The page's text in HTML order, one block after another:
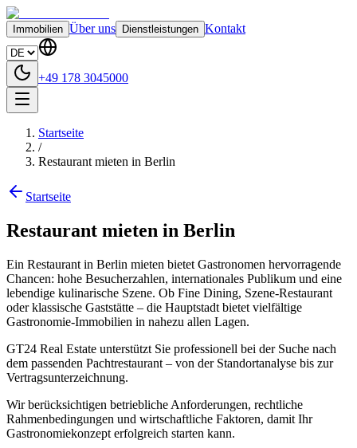
Immobilien Über uns Dienstleistungen Kontakt
+49 178 3045000
Startseite
/
Restaurant mieten in Berlin
Startseite
Restaurant mieten in Berlin
Ein Restaurant in Berlin mieten bietet Gastronomen hervorragende
Chancen: hohe Besucherzahlen, internationales Publikum und eine
lebendige kulinarische Szene. Ob Fine Dining, Szene-Restaurant
oder klassische Gaststätte – die Hauptstadt bietet vielfältige
Gastronomie-Immobilien in nahezu allen Lagen.
GT24 Real Estate unterstützt Sie professionell bei der Suche nach
dem passenden Pachtrestaurant – von der Standortanalyse bis zur
Vertragsunterzeichnung.
Wir berücksichtigen betriebliche Anforderungen, rechtliche
Rahmenbedingungen und wirtschaftliche Faktoren, damit Ihr
Gastronomiekonzept erfolgreich starten kann.